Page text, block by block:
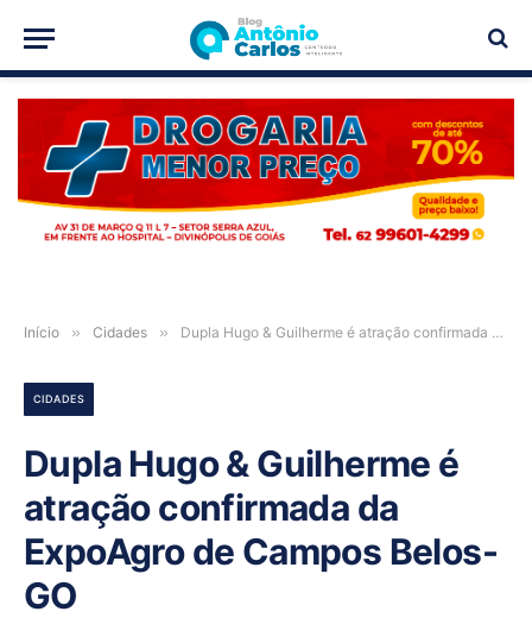
PUBLICIDADE
Início » Cidades » Dupla Hugo & Guilherme é atração confirmada da ExpoAgro de Campos Belos-GO
CIDADES
Dupla Hugo & Guilherme é
atração confirmada da
ExpoAgro de Campos Belos-
GO